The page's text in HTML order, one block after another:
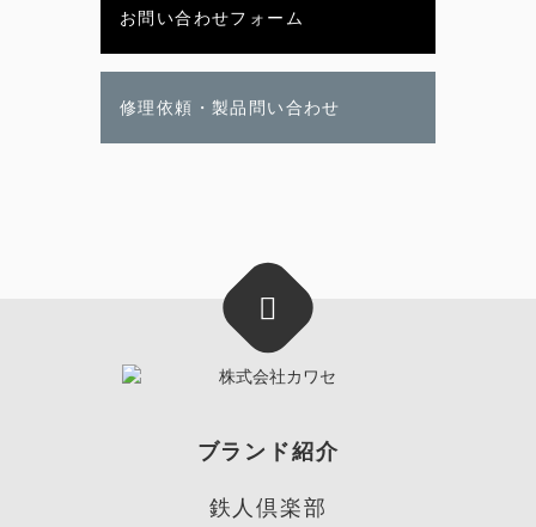
お問い合わせフォーム
修理依頼・製品問い合わせ
ブランド紹介
鉄人倶楽部